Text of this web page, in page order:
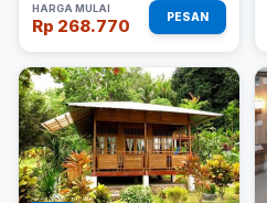
HARGA MULAI
Rp 268.770 PESAN